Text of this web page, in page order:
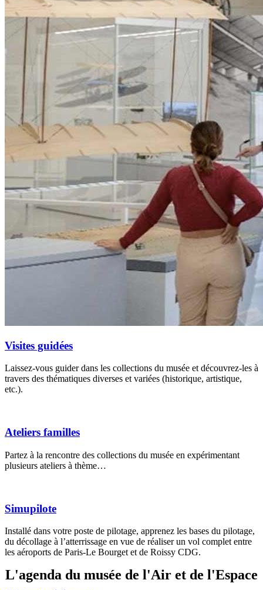
Visites guidées
Laissez-vous guider dans les collections du musée et découvrez-les à
travers des thématiques diverses et variées (historique, artistique,
etc.).
Ateliers familles
Partez à la rencontre des collections du musée en expérimentant
plusieurs ateliers à thème…
Simupilote
Installé dans votre poste de pilotage, apprenez les bases du pilotage,
du décollage à l’atterrissage en vue de réaliser un vol complet entre
les aéroports de Paris-Le Bourget et de Roissy CDG.
L'agenda du musée de l'Air et de l'Espace